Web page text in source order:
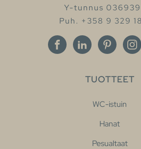
Y-tunnus
Puh. +358 9 329
TUOTTEET
WC-istuin
Hanat
Pesualtaat